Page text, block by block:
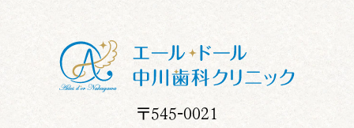
〒545-0021